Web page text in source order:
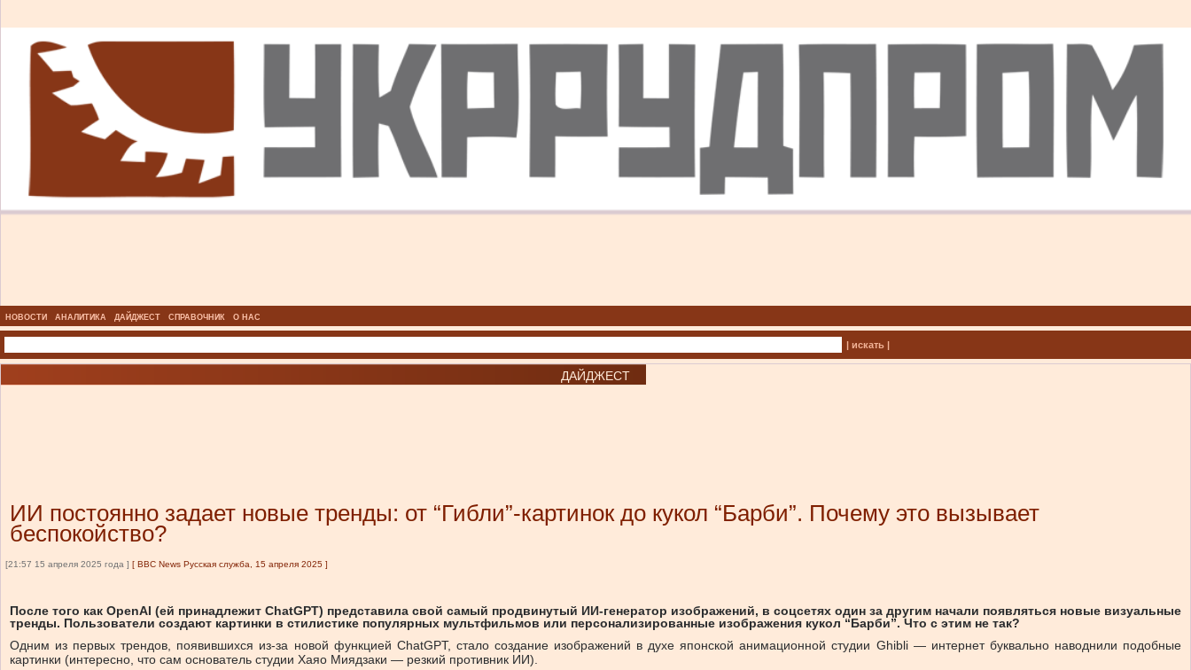
НОВОСТИ АНАЛИТИКА ДАЙДЖЕСТ СПРАВОЧНИК О НАС
| искать |
ДАЙДЖЕСТ
ИИ постоянно задает новые тренды: от “Гибли”-картинок до кукол “Барби”. Почему это вызывает
беспокойство?
[21:57 15 апреля 2025 года ] [ BBC News Русская служба, 15 апреля 2025 ]
После того как OpenAI (ей принадлежит ChatGPT) представила свой самый продвинутый ИИ-генератор изображений, в соцсетях один за другим начали появляться новые визуальные
тренды. Пользователи создают картинки в стилистике популярных мультфильмов или персонализированные изображения кукол “Барби”. Что с этим не так?
Одним из первых трендов, появившихся из-за новой функцией ChatGPT, стало создание изображений в духе японской анимационной студии Ghibli — интернет буквально наводнили подобные
картинки (интересно, что сам основатель студии Хаяо Миядзаки — резкий противник ИИ).